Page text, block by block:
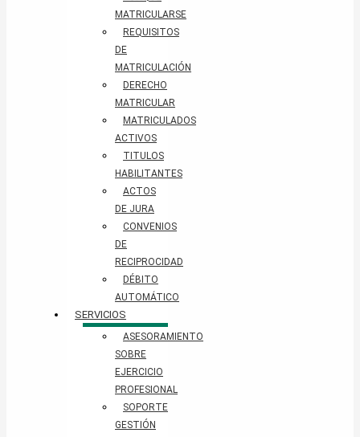
MATRICULARSE
REQUISITOS
DE
MATRICULACIÓN
DERECHO
MATRICULAR
MATRICULADOS
ACTIVOS
TITULOS
HABILITANTES
ACTOS
DE JURA
CONVENIOS
DE
RECIPROCIDAD
DÉBITO
AUTOMÁTICO
SERVICIOS
ASESORAMIENTO
SOBRE
EJERCICIO
PROFESIONAL
SOPORTE
GESTIÓN